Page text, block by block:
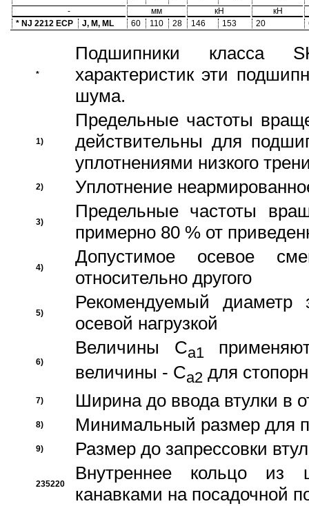
- мм кН
кН
* NJ 2212 ECP
J, M, ML 60 110 28 146 153 20
*
Подшипники класса
характеристик эти
шума.
1)
Предельные частоты
действительны для
уплотнениями низкого
2) Уплотнение
3)
Предельные частоты
примерно 80 % от
4)
Допустимое осевое
относительно другого
5)
Рекомендуемый диаметр
осевой нагрузкой
6)
Величины Ca1
величины - Ca2 для
7) Ширина до ввода втулки в
8) Минимальный размер для
9) Размер до запрессовки
235220
Внутреннее кольцо из
канавками на посадочной